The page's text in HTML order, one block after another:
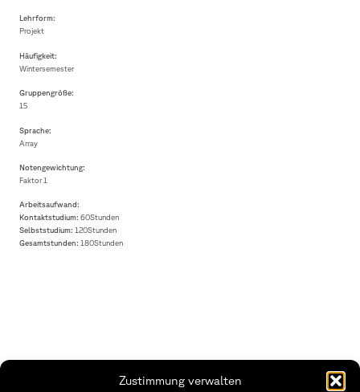
Zustimmung verwalten
Lehrform:
Projekt
Häufigkeit:
Wintersemester
Gruppengröße:
15
Sprache:
Array
Notengewichtung:
Faktor 1
Arbeitsaufwand:
Kontaktstudium: 60Stunden
Selbststudium: 120Stunden
Gesamtstunden: 180Stunden